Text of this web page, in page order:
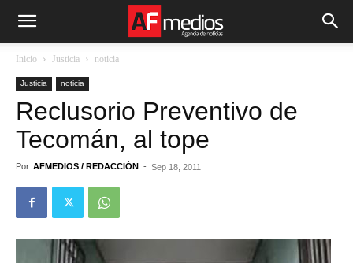
Inicio Justicia noticia
Justicia noticia
Reclusorio Preventivo de
Tecomán, al tope
Por AFMEDIOS / REDACCIÓN - Sep 18, 2011